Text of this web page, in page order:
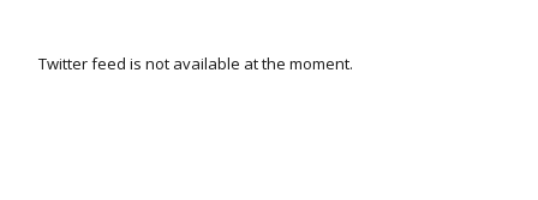
Twitter feed is not available at the moment.